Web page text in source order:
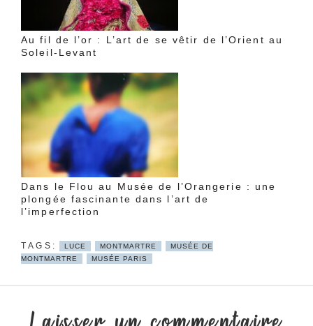
Au fil de l’or : L’art de se vêtir de l’Orient au
Soleil-Levant
Dans le Flou au Musée de l’Orangerie : une
plongée fascinante dans l’art de
l’imperfection
LUCE MONTMARTRE
MUSÉE DE
MONTMARTRE
MUSÉE PARIS